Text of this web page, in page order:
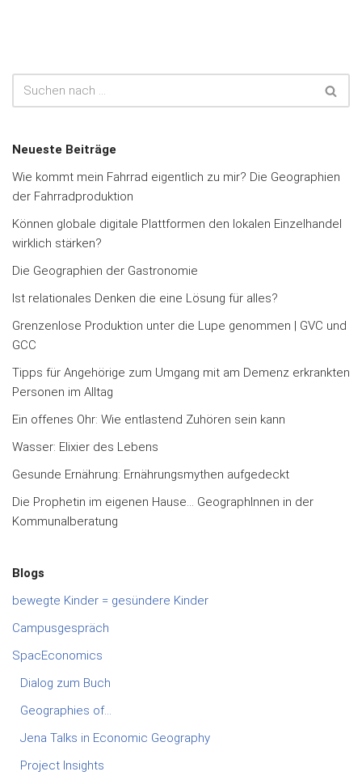
Neueste Beiträge
Wie kommt mein Fahrrad eigentlich zu mir? Die Geographien
der Fahrradproduktion
Können globale digitale Plattformen den lokalen Einzelhandel
wirklich stärken?
Die Geographien der Gastronomie
Ist relationales Denken die eine Lösung für alles?
Grenzenlose Produktion unter die Lupe genommen | GVC und
GCC
Tipps für Angehörige zum Umgang mit am Demenz erkrankten
Personen im Alltag
Ein offenes Ohr: Wie entlastend Zuhören sein kann
Wasser: Elixier des Lebens
Gesunde Ernährung: Ernährungsmythen aufgedeckt
Die Prophetin im eigenen Hause… GeographInnen in der
Kommunalberatung
Blogs
bewegte Kinder = gesündere Kinder
Campusgespräch
SpacEconomics
Dialog zum Buch
Geographies of…
Jena Talks in Economic Geography
Project Insights